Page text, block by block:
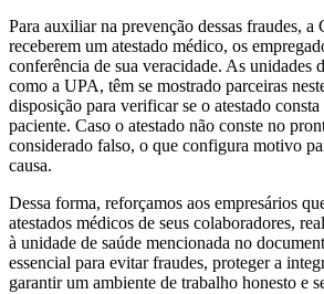
Para auxiliar na prevenção dessas fraudes,
receberem um atestado médico, os
conferência de sua veracidade. As unidades
como a UPA, têm se mostrado parceiras
disposição para verificar se o atestado
paciente. Caso o atestado não conste no
considerado falso, o que configura motivo
causa.
Dessa forma, reforçamos aos empresários
atestados médicos de seus colaboradores,
à unidade de saúde mencionada no
essencial para evitar fraudes, proteger a
garantir um ambiente de trabalho honesto e